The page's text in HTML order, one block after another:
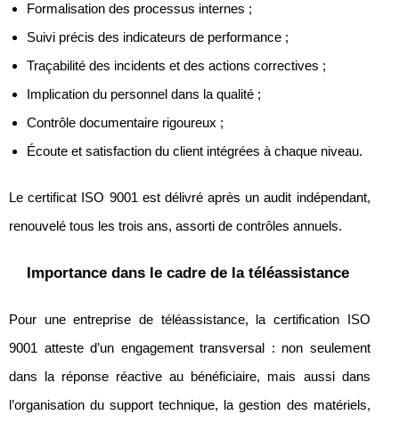
Formalisation des processus internes ;
Suivi précis des indicateurs de performance ;
Traçabilité des incidents et des actions correctives ;
Implication du personnel dans la qualité ;
Contrôle documentaire rigoureux ;
Écoute et satisfaction du client intégrées à chaque niveau.
Le certificat ISO 9001 est délivré après un audit indépendant,
renouvelé tous les trois ans, assorti de contrôles annuels.
Importance dans le cadre de la téléassistance
Pour une entreprise de téléassistance, la certification ISO
9001 atteste d’un engagement transversal : non seulement
dans la réponse réactive au bénéficiaire, mais aussi dans
l’organisation du support technique, la gestion des matériels,